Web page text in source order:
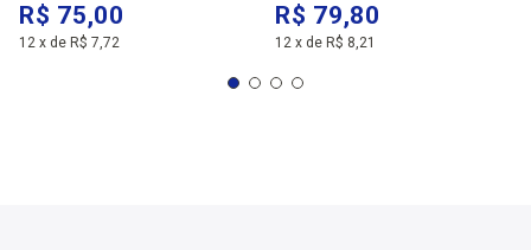
R$ 75,00
12 x de R$ 7,72
R$ 79,80
12 x de R$ 8,21